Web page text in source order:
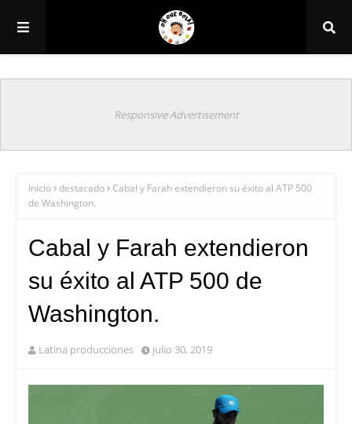
Responsive Advertisement
Inicio destacado
Cabal y Farah extendieron su éxito al ATP 500
de Washington.
Cabal y Farah extendieron
su éxito al ATP 500 de
Washington.
Latina producciones julio 30, 2019